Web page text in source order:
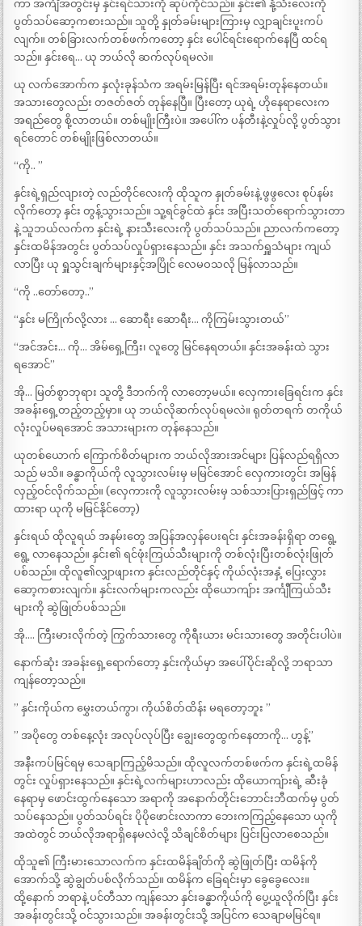
ကာ အင်္ကျီအတွင်းမှ နှင်းရင်သားကို ဆုပ်ကိုင်သည်။ နှင်း၏ နို့သီးလေးကို
ပွတ်သပ်ဆော့ကစားသည်။ သူတို့ နှုတ်ခမ်းများကြားမှ လျှာချင်းပူးကပ်
လျက်။ တစ်ခြားလက်တစ်ဖက်ကတော့ နှင်း ပေါင်ရင်းရောက်နေပြီ ထင်ရ
သည်။ နှင်းရေ… ယု ဘယ်လို ဆက်လုပ်ရမလဲ။
ယု လက်အောက်က နှလုံးခုန်သံက အရမ်းမြန်ပြီး ရင်အရမ်းတုန်နေတယ်။
အသားတွေလည်း တဇတ်ဇတ် တုန်နေပြီ။ ပြီးတော့ ယုရဲ့ ဟိုနေရာလေးက
အရည်တွေ စို့လာတယ်။ တစ်မျိုးကြီးပဲ။ အပေါ်က ပန်တီးနဲ့လှုပ်လို့ ပွတ်သွား
ရင်တောင် တစ်မျိုးဖြစ်လာတယ်။
“ကို.. ”
နှင်းရဲ့ရှည်လျားတဲ့ လည်တိုင်လေးကို ထိုသူက နှုတ်ခမ်းနဲ့ ဖွဖွလေး စုပ်နမ်း
လိုက်တော့ နှင်း တွန့်သွားသည်။ သူ့ရင်ခွင်ထဲ နှင်း အပြီးသတ်ရောက်သွားတာ
နဲ့ သူဘယ်လက်က နှင်းရဲ့ နားသီးလေးကို ပွတ်သပ်သည်။ ညာလက်ကတော့
နှင်းထမိန်အတွင်း ပွတ်သပ်လှုပ်ရှားနေသည်။ နှင်း အသက်ရှူသံများ ကျယ်
လာပြီး ယု ရှူသွင်းချက်များနှင့်အပြိုင် လေမဝသလို မြန်လာသည်။
“ကို ..တော်တော့..”
“နှင်း မကြိုက်လို့လား … ဆောရီး ဆောရီး… ကိုကြမ်းသွားတယ်”
“အင်အင်း… ကို… အိမ်ရှေ့ကြီး၊ လူတွေ မြင်နေရတယ်။ နှင်းအခန်းထဲ သွား
ရအောင်”
အို… မြတ်စွာဘုရား သူတို့ ဒီဘက်ကို လာတော့မယ်။ လှေကားခြေရင်းက နှင်း
အခန်းရှေ့တည့်တည့်မှာ။ ယု ဘယ်လိုဆက်လုပ်ရမလဲ။ ရုတ်တရက် တကိုယ်
လုံးလှုပ်မရအောင် အသားများက တုန်နေသည်။
ယုတစ်ယောက် ကြောက်စိတ်များက ဘယ်လိုအားအင်များ ပြန်လည်ရရှိလာ
သည် မသိ။ ခန္ဓာကိုယ်ကို လူသွားလမ်းမှ မမြင်အောင် လှေကားတွင်း အမြန်
လှည့်ဝင်လိုက်သည်။ (လှေကားကို လူသွားလမ်းမှ သစ်သားပြားရှည်ဖြင့် ကာ
ထားရာ ယုကို မမြင်နိုင်တော့)
နှင်းရယ် ထိုလူရယ် အနမ်းတွေ အပြန်အလှန်ပေးရင်း နှင်းအခန်းရှိရာ တရွေ့
ရွေ့ လာနေသည်။ နှင်း၏ ရင်ဖုံးကြယ်သီးများကို တစ်လုံးပြီးတစ်လုံးဖြုတ်
ပစ်သည်။ ထိုလူ၏လျှာဖျားက နှင်းလည်တိုင်နှင့် ကိုယ်လုံးအနှံ့ ပြေးလွှား
ဆော့ကစားလျက်။ နှင်းလက်များကလည်း ထိုယောကျ်ား အင်္ကျီကြယ်သီး
များကို ဆွဲဖြုတ်ပစ်သည်။
အို…. ကြီးမားလိုက်တဲ့ ကြွက်သားတွေ ကိုရီးယား မင်းသားတွေ အတိုင်းပါပဲ။
နောက်ဆုံး အခန်းရှေ့ရောက်တော့ နှင်းကိုယ်မှာ အပေါ်ပိုင်းဆိုလို့ ဘရာသာ
ကျန်တော့သည်။
” နှင်းကိုယ်က မွှေးတယ်ကွာ၊ ကိုယ်စိတ်ထိန်း မရတော့ဘူး ”
” အပိုတွေ တစ်နေ့လုံး အလုပ်လုပ်ပြီး ချွေးတွေထွက်နေတာကို… ဟွန့်”
အနီးကပ်မြင်ရမှ သေချာကြည့်မိသည်။ ထိုလူလက်တစ်ဖက်က နှင်းရဲ့ထမိန်
တွင်း လှုပ်ရှားနေသည်။ နှင်းရဲ့လက်များဟာလည်း ထိုယောကျ်ားရဲ့ ဆီးခုံ
နေရာမှ ဖောင်းထွက်နေသော အရာကို အနောက်တိုင်းဘောင်းဘီထက်မှ ပွတ်
သပ်နေသည်။ ပွတ်သပ်ရင်း ပိုပိုဖောင်းလာကာ ဘေးကကြည့်နေသော ယုကို
အထဲတွင် ဘယ်လိုအရာရှိနေမလဲလို့ သိချင်စိတ်များ ပြင်းပြလာစေသည်။
ထိုသူ၏ ကြီးမားသောလက်က နှင်းထမိန်ချိတ်ကို ဆွဲဖြုတ်ပြီး ထမိန်ကို
အောက်သို့ ဆွဲချွတ်ပစ်လိုက်သည်။ ထမိန်က ခြေရင်းမှာ ခွေခွေလေး။
ထို့နောက် ဘရာနဲ့ ပင်တီသာ ကျန်သော နှင်းခန္ဓာကိုယ်ကို ပွေ့ယူလိုက်ပြီး နှင်း
အခန်းတွင်းသို့ ဝင်သွားသည်။ အခန်းတွင်းသို့ အပြင်က သေချာမမြင်ရ။